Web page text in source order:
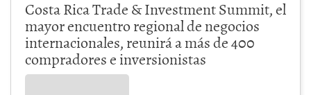
Costa Rica Trade & Investment Summit, el
mayor encuentro regional de negocios
internacionales, reunirá a más de 400
compradores e inversionistas